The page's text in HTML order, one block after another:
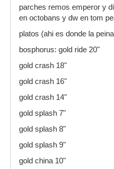
parches remos emperor y
en octobans y dw en tom
platos (ahi es donde la
bosphorus: gold ride 20"
gold crash 18"
gold crash 16"
gold crash 14"
gold splash 7"
gold splash 8"
gold splash 9"
gold china 10"